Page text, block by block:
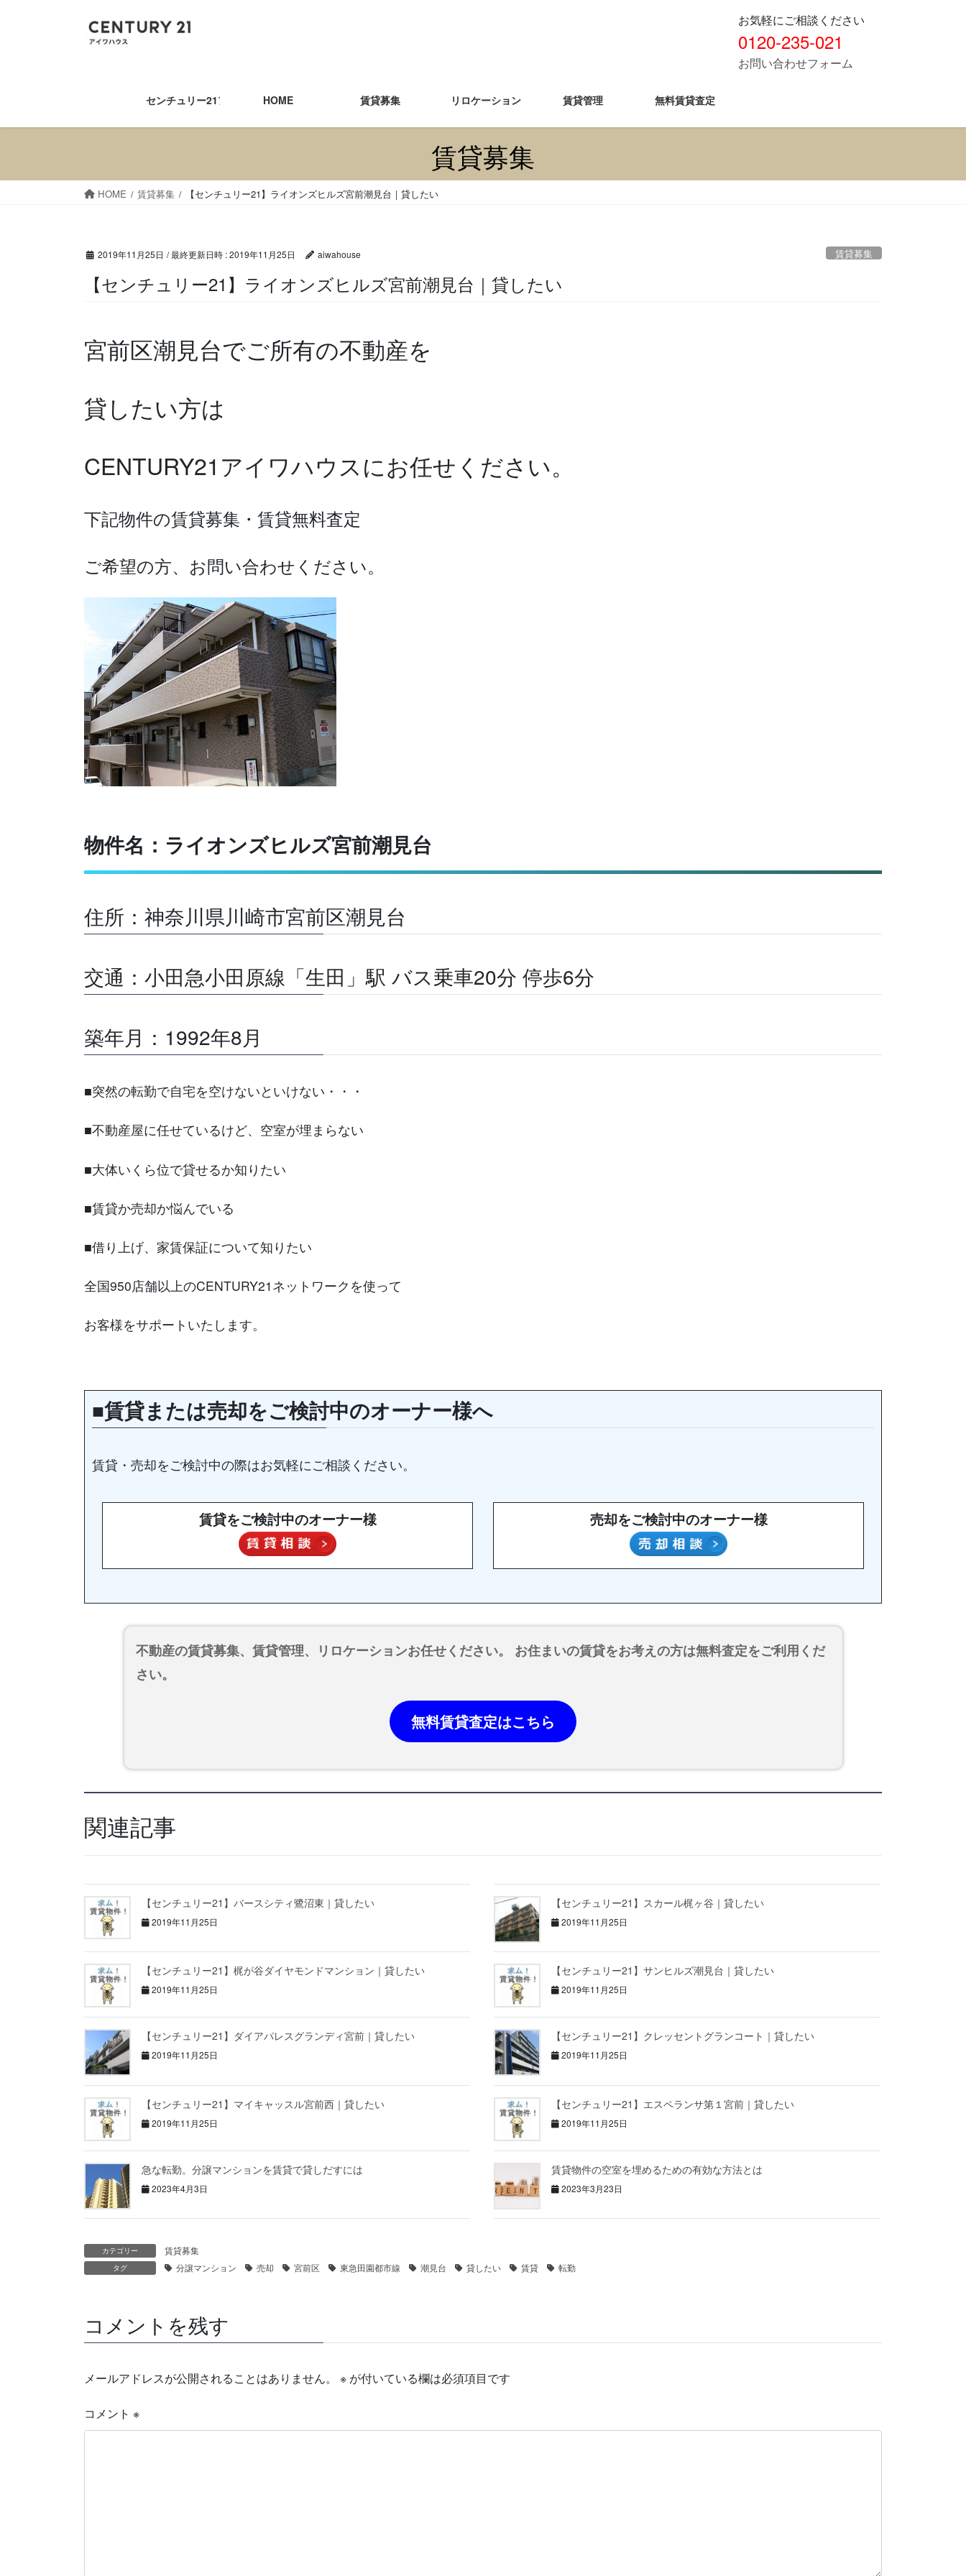
キ
に
お気軽にご相談ください
0120-235-021
お問い合わせフォーム
センチュリー21アイワハウスHOME 賃貸募集 リロケーション 賃貸管理 無料賃貸査定
賃貸募集
HOME 賃貸募集 【センチュリー21】ライオンズヒルズ宮前潮見台｜貸したい
2019年11月25日 / 最終更新日時 :2019年11月25日 aiwahouse 賃貸募集
【センチュリー21】ライオンズヒルズ宮前潮見台｜貸したい
宮前区潮見台でご所有の不動産を
貸したい方は
CENTURY21アイワハウスにお任せください。
下記物件の賃貸募集・賃貸無料査定
ご希望の方、お問い合わせください。
物件名：ライオンズヒルズ宮前潮見台
住所：神奈川県川崎市宮前区潮見台
交通：小田急小田原線「生田」駅 バス乗車20分 停歩6分
築年月：1992年8月
■突然の転勤で自宅を空けないといけない・・・
■不動産屋に任せているけど、空室が埋まらない
■大体いくら位で貸せるか知りたい
■賃貸か売却か悩んでいる
■借り上げ、家賃保証について知りたい
全国950店舗以上のCENTURY21ネットワークを使って
お客様をサポートいたします。
■賃貸または売却をご検討中のオーナー様へ
賃貸・売却をご検討中の際はお気軽にご相談ください。
賃貸をご検討中のオーナー様 売却をご検討中のオーナー様
不動産の賃貸募集、賃貸管理、リロケーションお任せください。 お住まいの賃貸をお考えの方は無料査定をご利用くだ
さい。
無料賃貸査定はこちら
関連記事
【センチュリー21】バースシティ鷺沼東｜貸したい
2019年11月25日
【センチュリー21】スカール梶ヶ谷｜貸したい
2019年11月25日
【センチュリー21】梶が谷ダイヤモンドマンション｜貸したい
2019年11月25日
【センチュリー21】サンヒルズ潮見台｜貸したい
2019年11月25日
【センチュリー21】ダイアパレスグランディ宮前｜貸したい
2019年11月25日
【センチュリー21】クレッセントグランコート｜貸したい
2019年11月25日
【センチュリー21】マイキャッスル宮前西｜貸したい
2019年11月25日
【センチュリー21】エスペランサ第１宮前｜貸したい
2019年11月25日
急な転勤。分譲マンションを賃貸で貸しだすには
2023年4月3日
賃貸物件の空室を埋めるための有効な方法とは
2023年3月23日
カテゴリー 賃貸募集
タグ 分譲マンション 売却 宮前区 東急田園都市線 潮見台 貸したい 賃貸 転勤
コメントを残す
メールアドレスが公開されることはありません。 ※ が付いている欄は必須項目です
コメント ※